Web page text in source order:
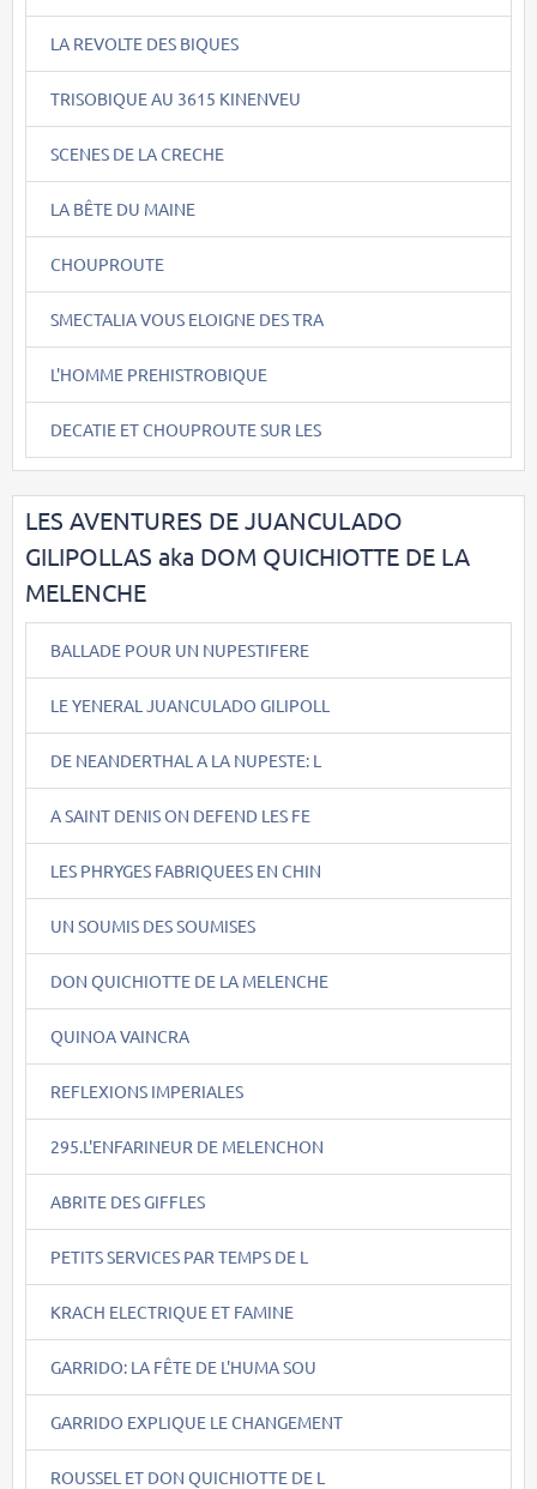
LA REVOLTE DES BIQUES
TRISOBIQUE AU 3615 KINENVEU
SCENES DE LA CRECHE
LA BÊTE DU MAINE
CHOUPROUTE
SMECTALIA VOUS ELOIGNE DES TRA
L'HOMME PREHISTROBIQUE
DECATIE ET CHOUPROUTE SUR LES
LES AVENTURES DE JUANCULADO
GILIPOLLAS aka DOM QUICHIOTTE DE LA
MELENCHE
BALLADE POUR UN NUPESTIFERE
LE YENERAL JUANCULADO GILIPOLL
DE NEANDERTHAL A LA NUPESTE: L
A SAINT DENIS ON DEFEND LES FE
LES PHRYGES FABRIQUEES EN CHIN
UN SOUMIS DES SOUMISES
DON QUICHIOTTE DE LA MELENCHE
QUINOA VAINCRA
REFLEXIONS IMPERIALES
295.L'ENFARINEUR DE MELENCHON
ABRITE DES GIFFLES
PETITS SERVICES PAR TEMPS DE L
KRACH ELECTRIQUE ET FAMINE
GARRIDO: LA FÊTE DE L'HUMA SOU
GARRIDO EXPLIQUE LE CHANGEMENT
ROUSSEL ET DON QUICHIOTTE DE L